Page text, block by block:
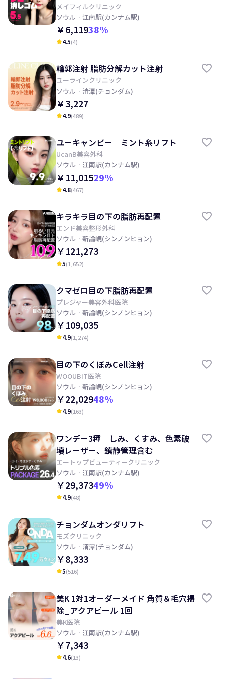
射, レーザートーニング, 目の下, 顔の
クスミ改善の期待
メイフィルクリニック
ソウル · 江南駅(カンナム駅)
￥6,11938%
kid_star4.5(4)
輪郭注射 脂肪分解カット注射
ユーラインクリニック
ソウル · 清潭(チョンダム)
￥3,227
kid_star4.9(489)
ユーキャンビー ミント糸リフト
UcanB美容外科
ソウル · 江南駅(カンナム駅)
￥11,01529%
kid_star4.8(467)
キラキラ目の下の脂肪再配置
エンド美容整形外科
ソウル · 新論峴(シンノンヒョン)
￥121,273
kid_star5(1,652)
クマゼロ目の下脂肪再配置
プレジャー美容外科医院
ソウル · 新論峴(シンノンヒョン)
￥109,035
kid_star4.9(1,274)
目の下のくぼみCell注射
WOOUBIT医院
ソウル · 新論峴(シンノンヒョン)
￥22,02948%
kid_star4.9(163)
ワンデー3種 しみ、くすみ、色素破
壊レーザー、鎮静管理含む
エートップビューティークリニック
ソウル · 江南駅(カンナム駅)
￥29,37349%
kid_star4.9(48)
チョンダムオンダリフト
モズクリニック
ソウル · 清潭(チョンダム)
￥8,333
kid_star5(516)
美K 1対1オーダーメイド 角質＆毛穴掃
除_アクアピール 1回
美K医院
ソウル · 江南駅(カンナム駅)
￥7,343
kid_star4.6(13)